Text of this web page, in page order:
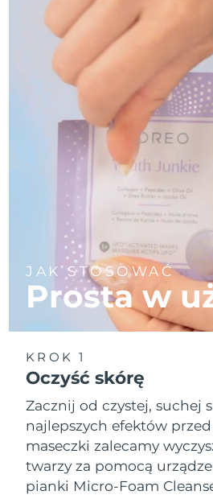
JAK STOSOWAĆ
Prosta w
KROK 1
Oczyść skórę
Zacznij od czystej, suchej
najlepszych efektów przed
maseczki zalecamy
twarzy za pomocą
pianki Micro-Foam
Katar
Reunion
Rumunia
Arabia Saudyjska
Singapur
Słowacja
Słowenia
Republika
Południowej Afryki
Korea Południowa